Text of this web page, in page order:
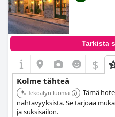
Tarkista
$
Kolme tähteä
Tekoälyn luoma
Tämä
nähtävyyksistä. Se tarjoaa
ja suksisäilön.